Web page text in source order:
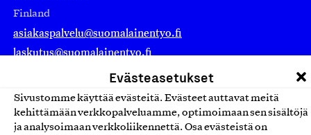
Evästeasetukset
Sivustomme käyttää evästeitä. Evästeet auttavat meitä
kehittämään verkkopalveluamme, optimoimaan sen sisältöjä
ja analysoimaan verkkoliikennettä. Osa evästeistä on
Finland
asiakaspalvelu@suomalainentyo.fi
laskutus@suomalainentyo.fi
Avainlippu